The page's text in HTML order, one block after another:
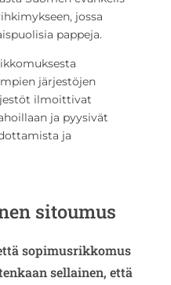
jossa
pappeja.
järjestöjen
ilmoittivat
ja pyysivät
ja
sitoumus
sopimusrikkomus
sellainen, että